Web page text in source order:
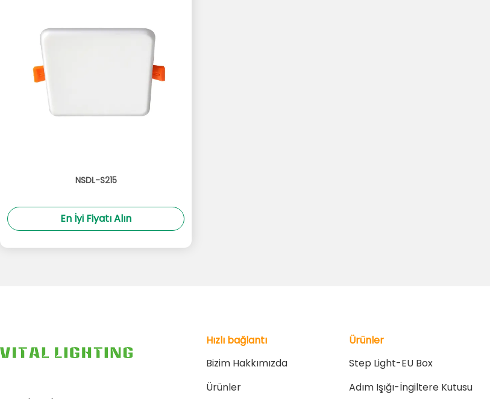
NSDL-S215
En İyi Fiyatı Alın
Hızlı bağlantı
Bizim Hakkımızda
Ürünler
Ürünler
Step Light-EU Box
Adım Işığı-İngiltere Kutusu